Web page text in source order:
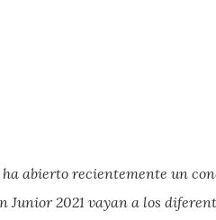
abierto recientemente un
2021 vayan a los